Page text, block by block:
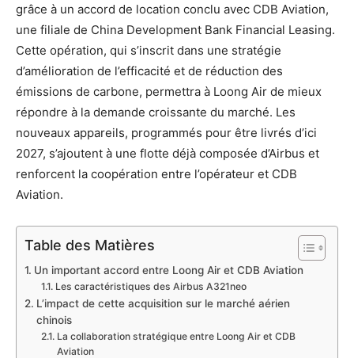
grâce à un accord de location conclu avec CDB Aviation,
une filiale de China Development Bank Financial Leasing.
Cette opération, qui s’inscrit dans une stratégie
d’amélioration de l’efficacité et de réduction des
émissions de carbone, permettra à Loong Air de mieux
répondre à la demande croissante du marché. Les
nouveaux appareils, programmés pour être livrés d’ici
2027, s’ajoutent à une flotte déjà composée d’Airbus et
renforcent la coopération entre l’opérateur et CDB
Aviation.
Table des Matières
Un important accord entre Loong Air et CDB Aviation
Les caractéristiques des Airbus A321neo
L’impact de cette acquisition sur le marché aérien
chinois
La collaboration stratégique entre Loong Air et CDB
Aviation